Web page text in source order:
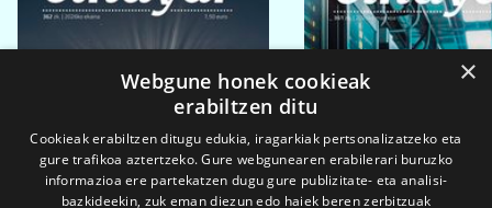
×
Webgune honek cookieak
erabiltzen ditu
Cookieak erabiltzen ditugu edukia, iragarkiak pertsonalizatzeko eta
gure trafikoa aztertzeko. Gure webgunearen erabilerari buruzko
informazioa ere partekatzen dugu gure publizitate- eta analisi-
bazkideekin, zuk eman diezun edo haiek beren zerbitzuak